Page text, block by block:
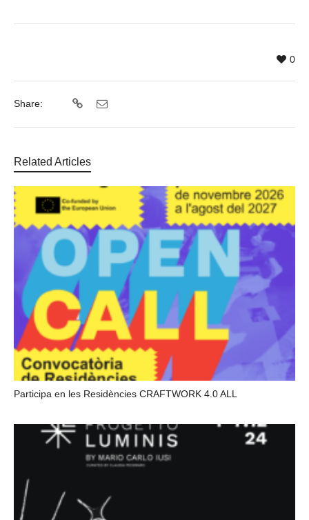
0
Share:
Related Articles
Participa en les Residències CRAFTWORK 4.0 ALL